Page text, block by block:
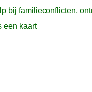
bij familieconflicten,
een kaart